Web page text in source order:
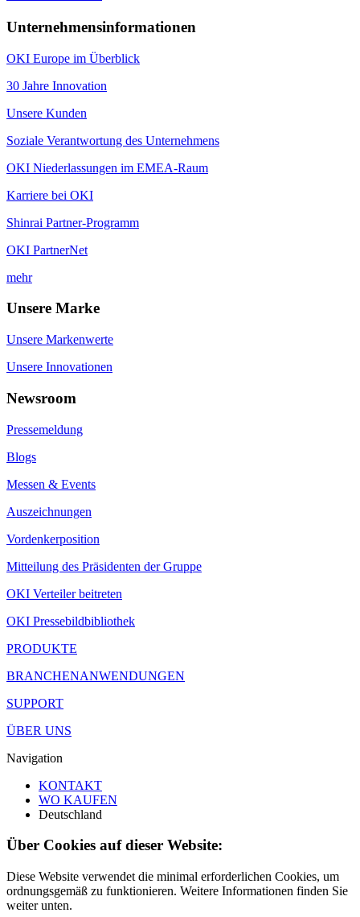
Unternehmensinformationen
OKI Europe im Überblick
30 Jahre Innovation
Unsere Kunden
Soziale Verantwortung des Unternehmens
OKI Niederlassungen im EMEA-Raum
Karriere bei OKI
Shinrai Partner-Programm
OKI PartnerNet
mehr
Unsere Marke
Unsere Markenwerte
Unsere Innovationen
Newsroom
Pressemeldung
Blogs
Messen & Events
Auszeichnungen
Vordenkerposition
Mitteilung des Präsidenten der Gruppe
OKI Verteiler beitreten
OKI Pressebildbibliothek
PRODUKTE
BRANCHENANWENDUNGEN
SUPPORT
ÜBER UNS
Navigation
KONTAKT
WO KAUFEN
Deutschland
Über Cookies auf dieser Website:
Diese Website verwendet die minimal erforderlichen Cookies, um
ordnungsgemäß zu funktionieren. Weitere Informationen finden Sie
weiter unten.